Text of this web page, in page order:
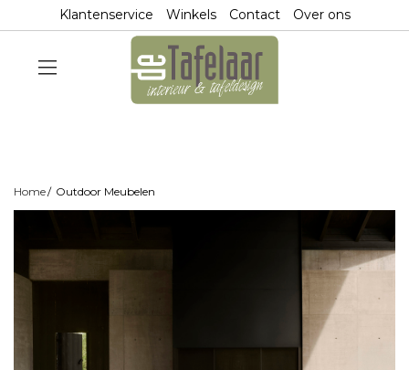
Klantenservice Winkels Contact Over ons
Home Outdoor Meubelen